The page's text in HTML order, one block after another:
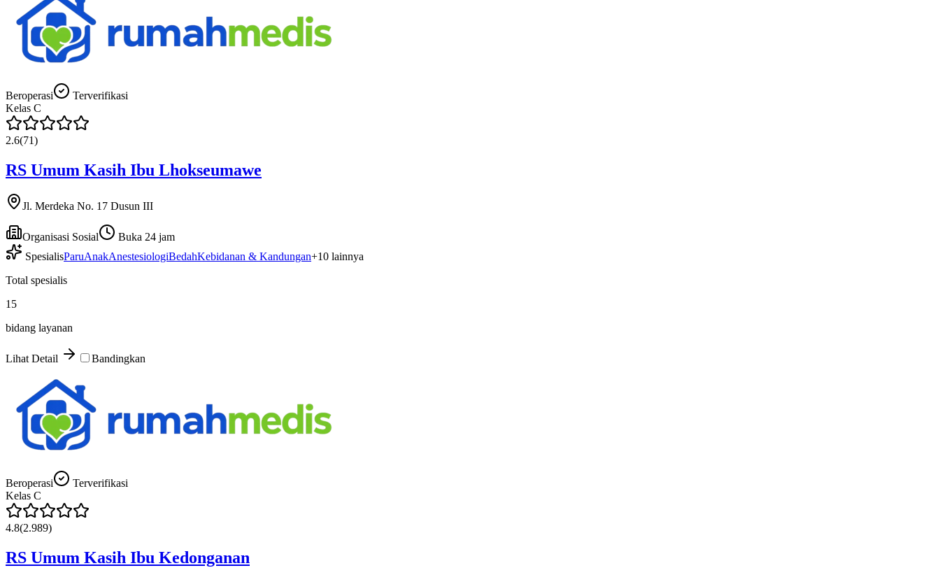
Beroperasi
Terverifikasi
Kelas C
2.6(71)
RS Umum Kasih Ibu Lhokseumawe
Jl. Merdeka No. 17 Dusun III
Organisasi Sosial
Buka 24 jam
SpesialisParuAnakAnestesiologiBedahKebidanan & Kandungan+10 lainnya
Total spesialis
15
bidang layanan
Lihat Detail Bandingkan
Beroperasi
Terverifikasi
Kelas C
4.8(2.989)
RS Umum Kasih Ibu Kedonganan